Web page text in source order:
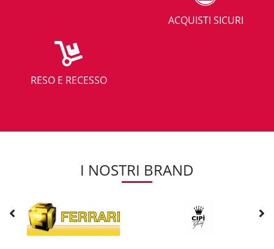
ACQUISTI SICURI
RESO E RECESSO
I NOSTRI BRAND